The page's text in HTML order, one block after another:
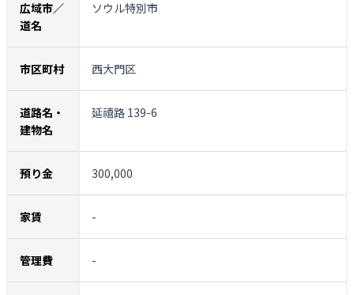
広域市／
道名
ソウル特別市
市区町村 西大門区
道路名・
建物名
延禧路 139-6
預り金 300,000
家賃 -
管理費 -